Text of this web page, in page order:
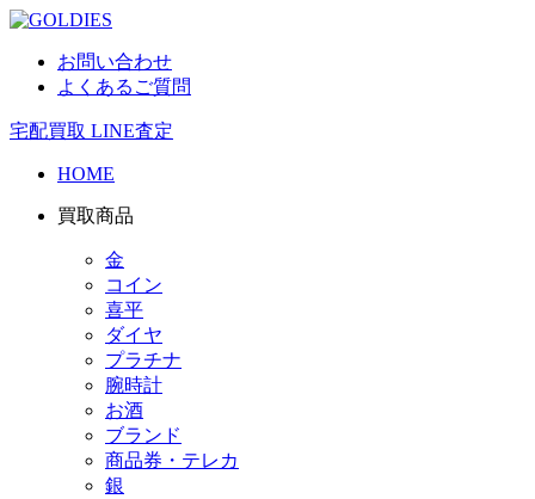
お問い合わせ
よくあるご質問
宅配買取 LINE査定
HOME
買取商品
金
コイン
喜平
ダイヤ
プラチナ
腕時計
お酒
ブランド
商品券・テレカ
銀